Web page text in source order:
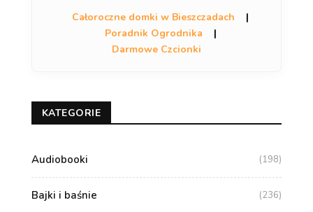
Całoroczne domki w Bieszczadach
|
Poradnik Ogrodnika
|
Darmowe Czcionki
KATEGORIE
Audiobooki (198)
Bajki i baśnie (236)